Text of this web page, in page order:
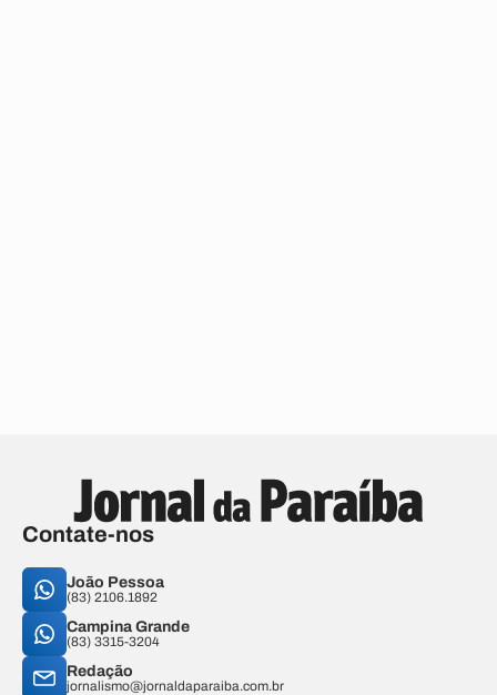
Contate-nos
João Pessoa
(83) 2106.1892
Campina Grande
(83) 3315-3204
Redação
jornalismo@jornaldaparaiba.com.br